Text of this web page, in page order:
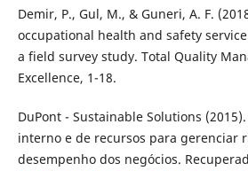
Demir, P., Gul, M., & Guneri, A. F.
occupational health and safety service
a field survey study. Total Quality
Excellence, 1-18.
DuPont - Sustainable Solutions
interno e de recursos para gerenciar
desempenho dos negócios.